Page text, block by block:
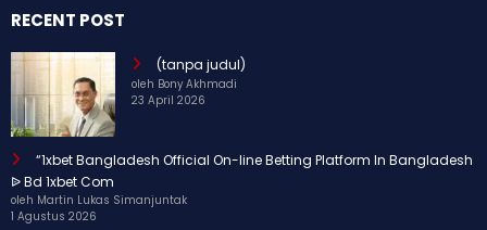
RECENT POST
(tanpa judul)
oleh Bony Akhmadi
23 April 2026
“1xbet Bangladesh Official On-line Betting Platform In Bangladesh
ᐉ Bd 1xbet Com
oleh Martin Lukas Simanjuntak
1 Agustus 2026